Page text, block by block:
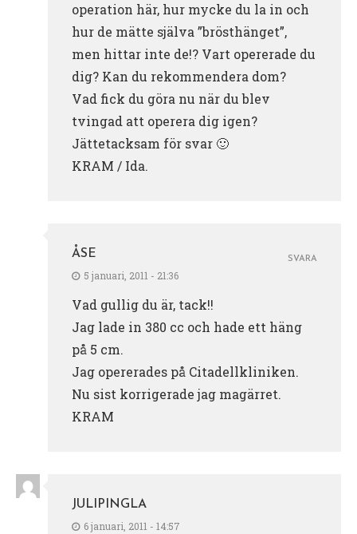
operation här, hur mycke du la in och
hur de mätte själva ”brösthänget”,
men hittar inte de!? Vart opererade du
dig? Kan du rekommendera dom?
Vad fick du göra nu när du blev
tvingad att operera dig igen?
Jättetacksam för svar 🙂
KRAM / Ida.
ÅSE
5 januari, 2011 - 21:36
Vad gullig du är, tack!!
Jag lade in 380 cc och hade ett häng
på 5 cm.
Jag opererades på Citadellkliniken.
Nu sist korrigerade jag magärret.
KRAM
SVARA
JULIPINGLA
6 januari, 2011 - 14:57